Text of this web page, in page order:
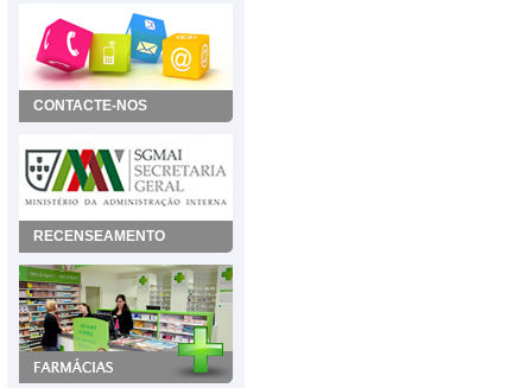
CONTACTE-NOS
RECENSEAMENTO